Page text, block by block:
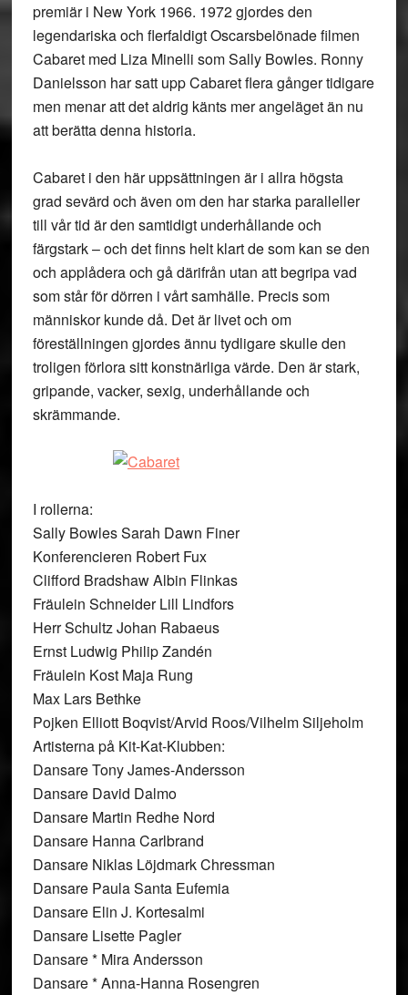
premiär i New York 1966. 1972 gjordes den
legendariska och flerfaldigt Oscarsbelönade filmen
Cabaret med Liza Minelli som Sally Bowles. Ronny
Danielsson har satt upp Cabaret flera gånger tidigare
men menar att det aldrig känts mer angeläget än nu
att berätta denna historia.
Cabaret i den här uppsättningen är i allra högsta
grad sevärd och även om den har starka paralleller
till vår tid är den samtidigt underhållande och
färgstark – och det finns helt klart de som kan se den
och applådera och gå därifrån utan att begripa vad
som står för dörren i vårt samhälle. Precis som
människor kunde då. Det är livet och om
föreställningen gjordes ännu tydligare skulle den
troligen förlora sitt konstnärliga värde. Den är stark,
gripande, vacker, sexig, underhållande och
skrämmande.
I rollerna:
Sally Bowles Sarah Dawn Finer
Konferencieren Robert Fux
Clifford Bradshaw Albin Flinkas
Fräulein Schneider Lill Lindfors
Herr Schultz Johan Rabaeus
Ernst Ludwig Philip Zandén
Fräulein Kost Maja Rung
Max Lars Bethke
Pojken Elliott Boqvist/Arvid Roos/Vilhelm Siljeholm
Artisterna på Kit-Kat-Klubben:
Dansare Tony James-Andersson
Dansare David Dalmo
Dansare Martin Redhe Nord
Dansare Hanna Carlbrand
Dansare Niklas Löjdmark Chressman
Dansare Paula Santa Eufemia
Dansare Elin J. Kortesalmi
Dansare Lisette Pagler
Dansare * Mira Andersson
Dansare * Anna-Hanna Rosengren